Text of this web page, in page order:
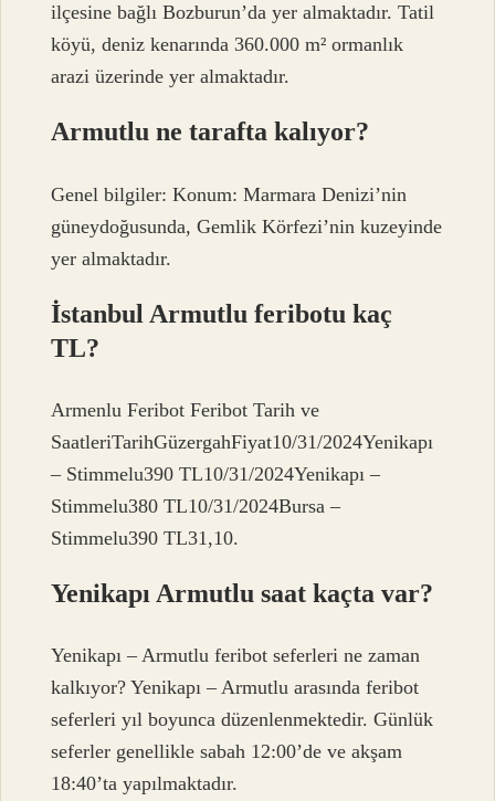
ilçesine bağlı Bozburun’da yer almaktadır. Tatil
köyü, deniz kenarında 360.000 m² ormanlık
arazi üzerinde yer almaktadır.
Armutlu ne tarafta kalıyor?
Genel bilgiler: Konum: Marmara Denizi’nin
güneydoğusunda, Gemlik Körfezi’nin kuzeyinde
yer almaktadır.
İstanbul Armutlu feribotu kaç
TL?
Armenlu Feribot Feribot Tarih ve
SaatleriTarihGüzergahFiyat10/31/2024Yenikapı
– Stimmelu390 TL10/31/2024Yenikapı –
Stimmelu380 TL10/31/2024Bursa –
Stimmelu390 TL31,10.
Yenikapı Armutlu saat kaçta var?
Yenikapı – Armutlu feribot seferleri ne zaman
kalkıyor? Yenikapı – Armutlu arasında feribot
seferleri yıl boyunca düzenlenmektedir. Günlük
seferler genellikle sabah 12:00’de ve akşam
18:40’ta yapılmaktadır.